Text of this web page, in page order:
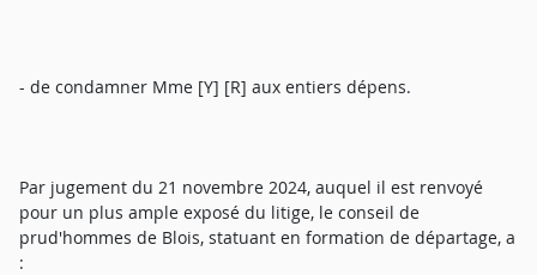
- de condamner Mme [Y] [R] aux entiers dépens.
Par jugement du 21 novembre 2024, auquel il est renvoyé
pour un plus ample exposé du litige, le conseil de
prud'hommes de Blois, statuant en formation de départage, a
: